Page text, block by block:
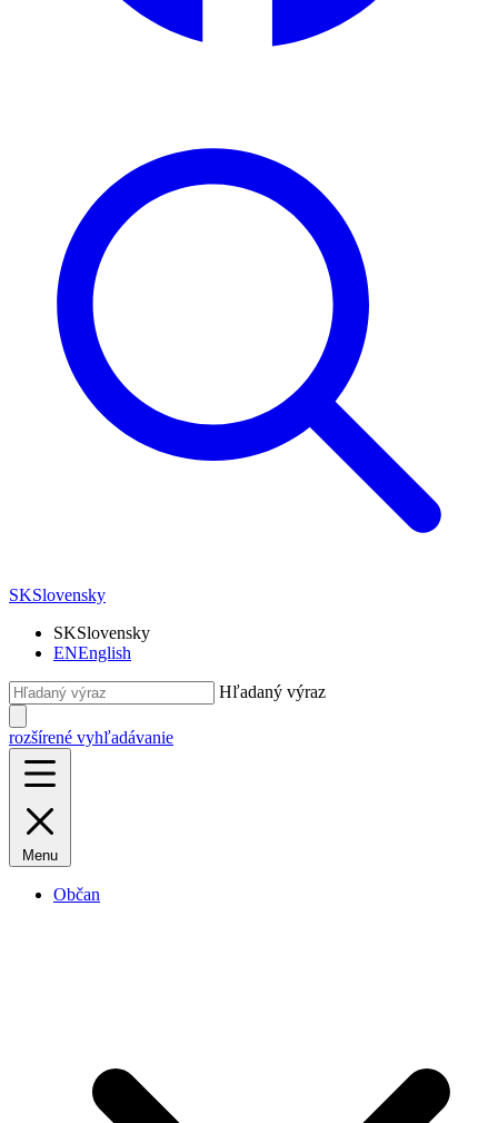
SKSlovensky
SKSlovensky
ENEnglish
Hľadaný výraz
rozšírené vyhľadávanie
Menu
Občan